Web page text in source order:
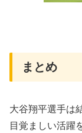
まとめ
大谷翔平選手は
目覚ましい活躍